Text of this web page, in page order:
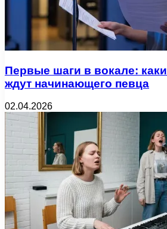
Первые шаги в вокале:
ждут начинающего певца
02.04.2026